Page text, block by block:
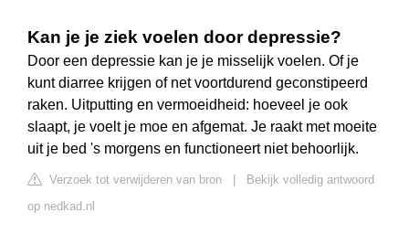
Kan je je ziek voelen door depressie?
Door een depressie kan je je misselijk voelen. Of je
kunt diarree krijgen of net voortdurend geconstipeerd
raken. Uitputting en vermoeidheid: hoeveel je ook
slaapt, je voelt je moe en afgemat. Je raakt met moeite
uit je bed 's morgens en functioneert niet behoorlijk.
Verzoek tot verwijderen van bron
Bekijk volledig antwoord
op nedkad.nl